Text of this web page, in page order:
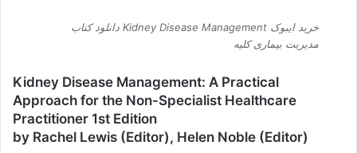
خرید ایبوک Kidney Disease Management دانلود کتاب
مدیریت بیماری کلیه
Kidney Disease Management: A Practical
Approach for the Non-Specialist Healthcare
Practitioner 1st Edition
by Rachel Lewis (Editor), Helen Noble (Editor)